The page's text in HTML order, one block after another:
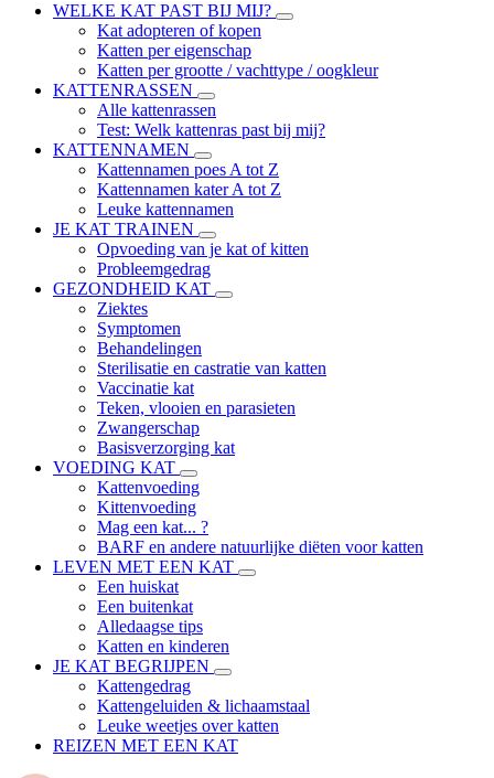
WELKE KAT PAST BIJ MIJ?
Kat adopteren of kopen
Katten per eigenschap
Katten per grootte / vachttype / oogkleur
KATTENRASSEN
Alle kattenrassen
Test: Welk kattenras past bij mij?
KATTENNAMEN
Kattennamen poes A tot Z
Kattennamen kater A tot Z
Leuke kattennamen
JE KAT TRAINEN
Opvoeding van je kat of kitten
Probleemgedrag
GEZONDHEID KAT
Ziektes
Symptomen
Behandelingen
Sterilisatie en castratie van katten
Vaccinatie kat
Teken, vlooien en parasieten
Zwangerschap
Basisverzorging kat
VOEDING KAT
Kattenvoeding
Kittenvoeding
Mag een kat... ?
BARF en andere natuurlijke diëten voor katten
LEVEN MET EEN KAT
Een huiskat
Een buitenkat
Alledaagse tips
Katten en kinderen
JE KAT BEGRIJPEN
Kattengedrag
Kattengeluiden & lichaamstaal
Leuke weetjes over katten
REIZEN MET EEN KAT